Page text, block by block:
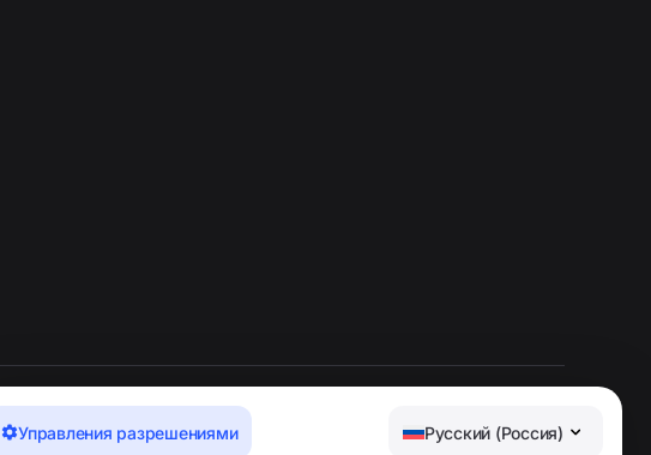
Управления разрешениями Русский (Россия)